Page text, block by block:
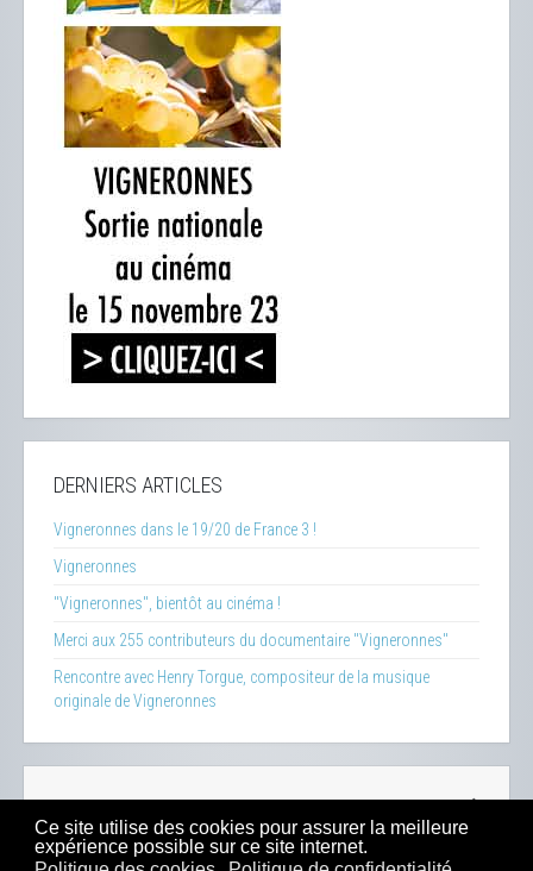
Ce site utilise des cookies pour assurer la meilleure
expérience possible sur ce site internet.
DERNIERS ARTICLES
Vigneronnes dans le 19/20 de France 3 !
Vigneronnes
"Vigneronnes", bientôt au cinéma !
Merci aux 255 contributeurs du documentaire "Vigneronnes"
Rencontre avec Henry Torgue, compositeur de la musique
originale de Vigneronnes
100% Bio-Presse -Sitemap -Mentions Légales-Contacts
- Boutique